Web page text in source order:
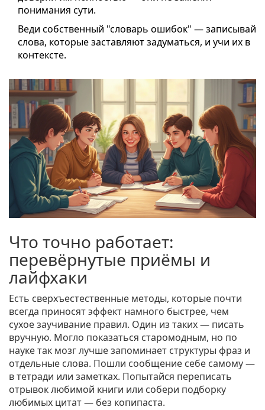
понимания сути.
Веди собственный "словарь ошибок" — записывай
слова, которые заставляют задуматься, и учи их в
контексте.
Что точно работает:
перевёрнутые приёмы и
лайфхаки
Есть сверхъестественные методы, которые почти
всегда приносят эффект намного быстрее, чем
сухое заучивание правил. Один из таких — писать
вручную. Могло показаться старомодным, но по
науке так мозг лучше запоминает структуры фраз и
отдельные слова. Пошли сообщение себе самому —
в тетради или заметках. Попытайся переписать
отрывок любимой книги или собери подборку
любимых цитат — без копипаста.